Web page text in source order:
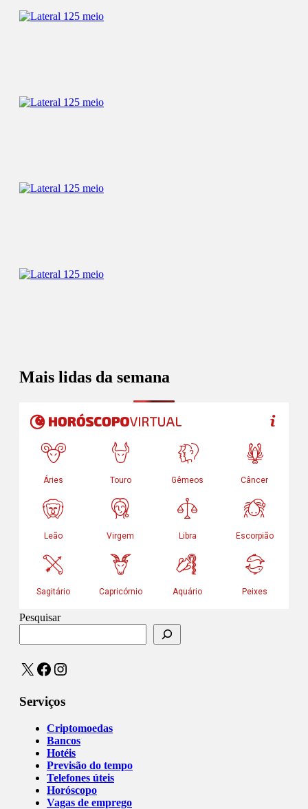
Mais lidas da semana
Pesquisar
X Facebook
Instagram
Serviços
Criptomoedas
Bancos
Hotéis
Previsão do tempo
Telefones úteis
Horóscopo
Vagas de emprego